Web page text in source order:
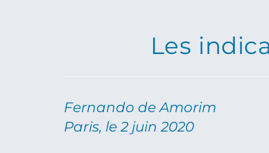
Les
Fernando de Amorim
Paris, le 2 juin 2020